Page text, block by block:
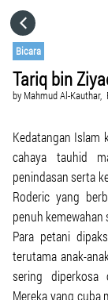
Bicara
Tariq bin
by Mahmud Al-Kauthar,
Kedatangan Islam
cahaya tauhid
penindasan serta
Roderic yang
penuh kemewahan
Para petani
terutama anak-
sering diperkosa
Mereka yang cuba